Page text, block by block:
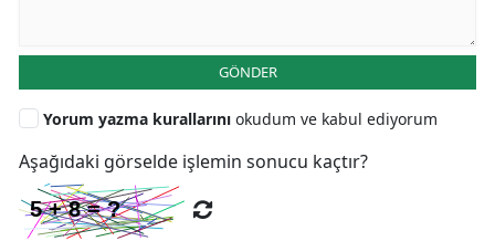
GÖNDER
Yorum yazma kurallarını okudum ve kabul ediyorum
Aşağıdaki görselde işlemin sonucu kaçtır?